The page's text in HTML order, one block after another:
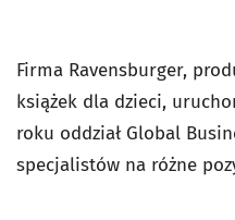
Firma Ravensburger,
książek dla dzieci,
roku oddział Global
specjalistów na różne